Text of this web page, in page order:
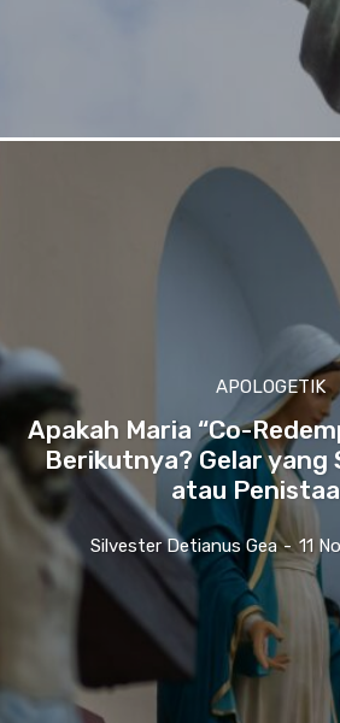
APOLOGETIK
Apakah Maria “Co-
Berikutnya? Gelar yang
atau
Silvester Detianus Gea - 11